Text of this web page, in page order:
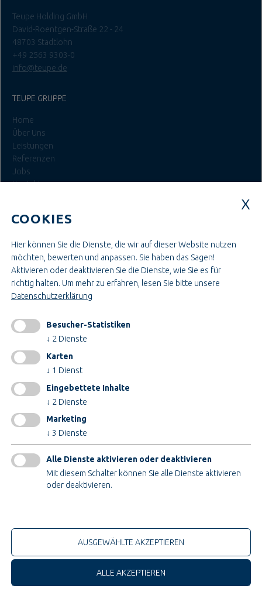
Teupe Holding GmbH
David-Roentgen-Straße 22 - 24
48703 Stadtlohn
+49 2563 9303-0
info@teupe.de
TEUPE GRUPPE
Home
Über Uns
Leistungen
Referenzen
Jobs
Kontakt
Ausbildung & Studium
Bau- & Projektleitung
Administration & Verwaltung
Handwerk & Montage
Konstruktion & Technik
INFORMATIONEN
Impressum
AGB
Datenschutz
Cookieeinstellungen ändern
ZERTIFIKATE
© 2026 Teupe Holding GmbH
COOKIES
Hier können Sie die Dienste, die wir auf dieser Website nutzen
möchten, bewerten und anpassen. Sie haben das Sagen!
Aktivieren oder deaktivieren Sie die Dienste, wie Sie es für
richtig halten. Um mehr zu erfahren, lesen Sie bitte unsere
Datenschutzerklärung
Besucher-Statistiken
↓ 2 Dienste
Karten
↓ 1 Dienst
Eingebettete Inhalte
↓ 2 Dienste
Marketing
↓ 3 Dienste
Alle Dienste aktivieren oder deaktivieren
Mit diesem Schalter können Sie alle Dienste aktivieren
oder deaktivieren.
AUSGEWÄHLTE AKZEPTIEREN
ALLE AKZEPTIEREN